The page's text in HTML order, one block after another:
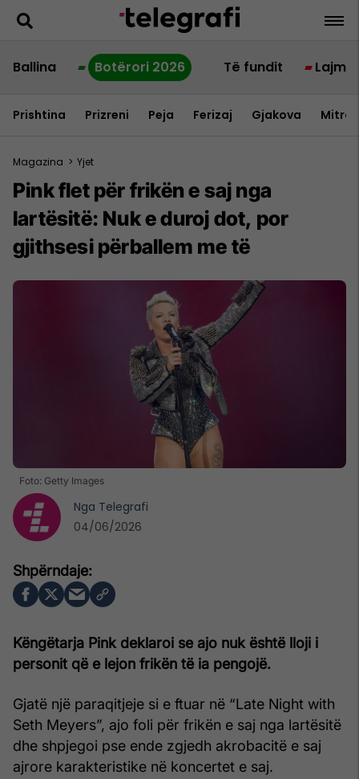
Ballina Botërori 2026 Të fundit Lajme
Prishtina Prizreni Peja Ferizaj Gjakova
Magazina > Yjet
Pink flet për frikën e saj nga
lartësitë: Nuk e duroj dot, por
gjithsesi përballem me të
Foto: Getty Images
Këngëtarja Pink deklaroi se ajo nuk është lloji i
personit që e lejon frikën të ia pengojë.
Gjatë një paraqitjeje si e ftuar në “Late Night with
Seth Meyers”, ajo foli për frikën e saj nga lartësitë
dhe shpjegoi pse ende zgjedh akrobacitë e saj
ajrore karakteristike në koncertet e saj.
Nga Telegrafi
04/06/2026